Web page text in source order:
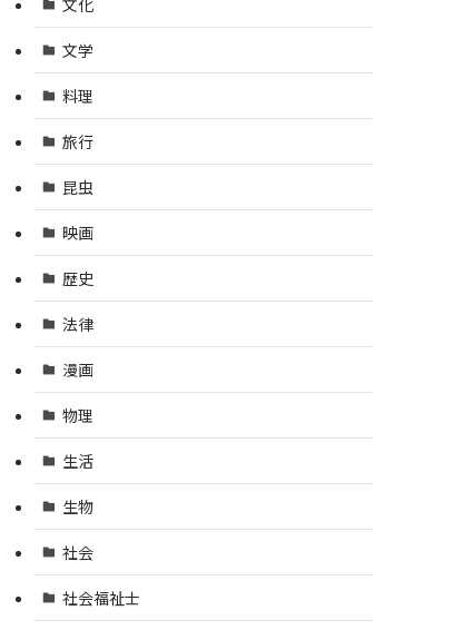
文学
料理
旅行
昆虫
映画
歴史
法律
漫画
物理
生活
生物
社会
社会福祉士